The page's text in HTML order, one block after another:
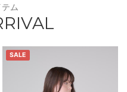
ム
SALE